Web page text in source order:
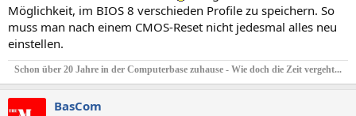
Möglichkeit, im BIOS 8 verschieden Profile zu speichern. So
muss man nach einem CMOS-Reset nicht jedesmal alles neu
einstellen.
Schon über 20 Jahre in der Computerbase zuhause - Wie doch die Zeit vergeht...
BasCom